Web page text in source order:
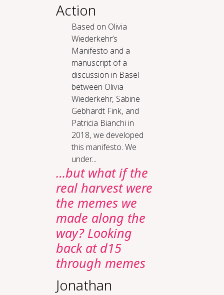
Action
Based on Olivia
Wiederkehr’s
Manifesto and a
manuscript of a
discussion in Basel
between Olivia
Wiederkehr, Sabine
Gebhardt Fink, and
Patricia Bianchi in
2018, we developed
this manifesto. We
under...
…but what if the
real harvest were
the memes we
made along the
way? Looking
back at d15
through memes
Jonathan